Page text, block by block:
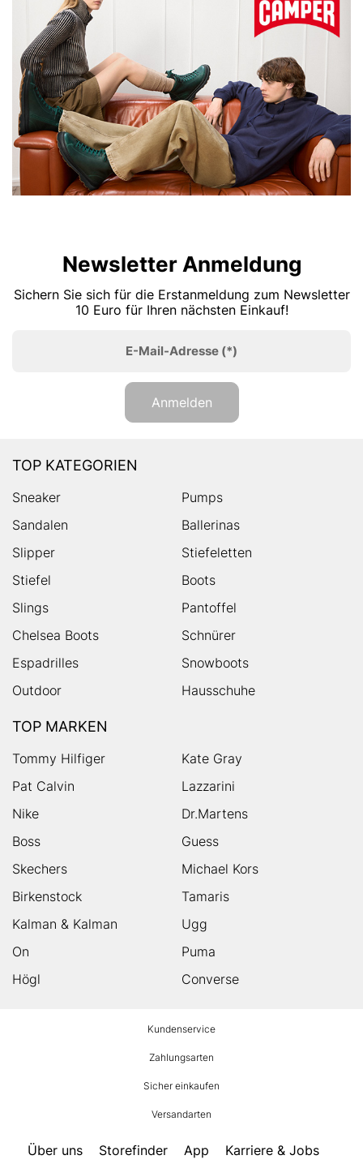
Newsletter Anmeldung
Sichern Sie sich für die Erstanmeldung zum Newsletter
10 Euro für Ihren nächsten Einkauf!
E-Mail-Adresse (*)
Anmelden
TOP KATEGORIEN
Sneaker
Pumps
Sandalen
Ballerinas
Slipper
Stiefeletten
Stiefel
Boots
Slings
Pantoffel
Chelsea Boots
Schnürer
Espadrilles
Snowboots
Outdoor
Hausschuhe
TOP MARKEN
Tommy Hilfiger
Kate Gray
Pat Calvin
Lazzarini
Nike
Dr.Martens
Boss
Guess
Skechers
Michael Kors
Birkenstock
Tamaris
Kalman & Kalman
Ugg
On
Puma
Högl
Converse
Kundenservice
Zahlungsarten
Sicher einkaufen
Versandarten
Über uns Storefinder App Karriere & Jobs